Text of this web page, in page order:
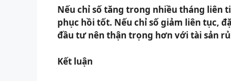
Nếu chỉ số tăng trong nhiều tháng liên
phục hồi tốt. Nếu chỉ số giảm liên tục,
đầu tư nên thận trọng hơn với tài sản
Kết luận